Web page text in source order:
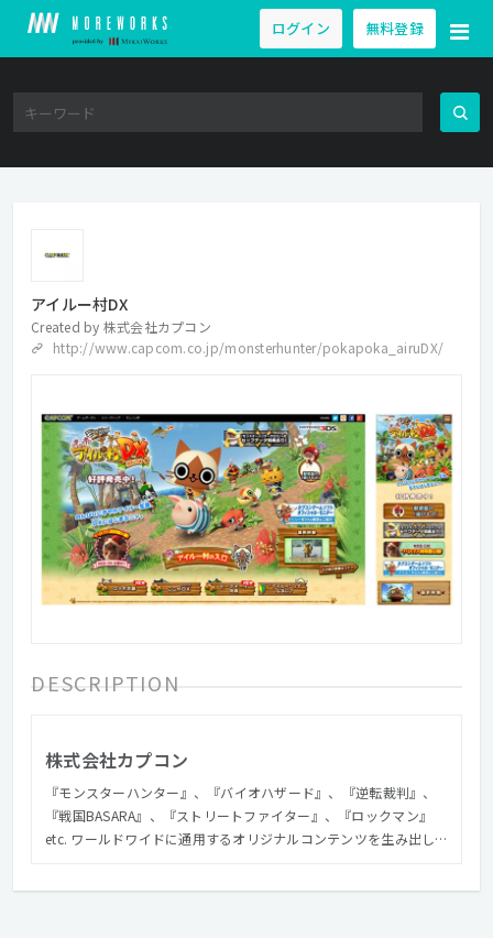
ログイン 無料登録
アイルー村DX
Created by 株式会社カプコン
http://www.capcom.co.jp/monsterhunter/pokapoka_airuDX/
DESCRIPTION
株式会社カプコン
『モンスターハンター』、『バイオハザード』、『逆転裁判』、
『戦国BASARA』、『ストリートファイター』、『ロックマン』
etc. ワールドワイドに通用するオリジナルコンテンツを生み出し